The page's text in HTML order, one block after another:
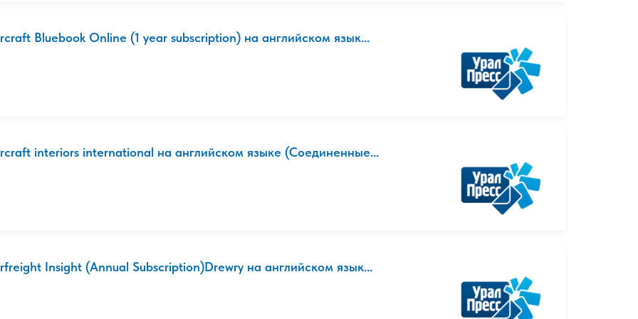
Bluebook Online (1 year subscription) на английском язык...
interiors international на английском языке (Соединенные...
Insight (Annual Subscription)Drewry на английском язык...